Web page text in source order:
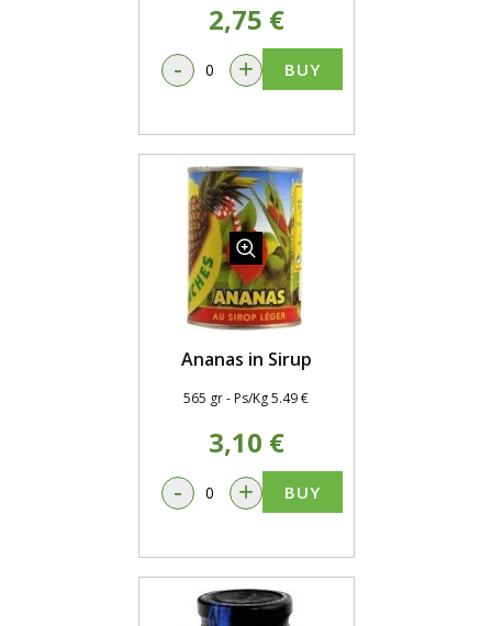
2,75 €
- + BUY
Ananas in Sirup
565 gr - Ps/Kg 5.49 €
3,10 €
- + BUY